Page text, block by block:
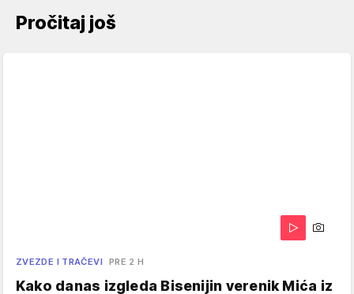
Pročitaj još
ZVEZDE I TRAČEVI PRE 2 H
Kako danas izgleda Bisenijin verenik Mića iz